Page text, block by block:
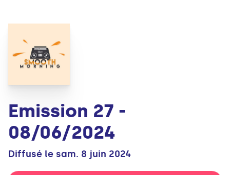
Emission 27 -
08/06/2024
Diffusé le sam. 8 juin 2024